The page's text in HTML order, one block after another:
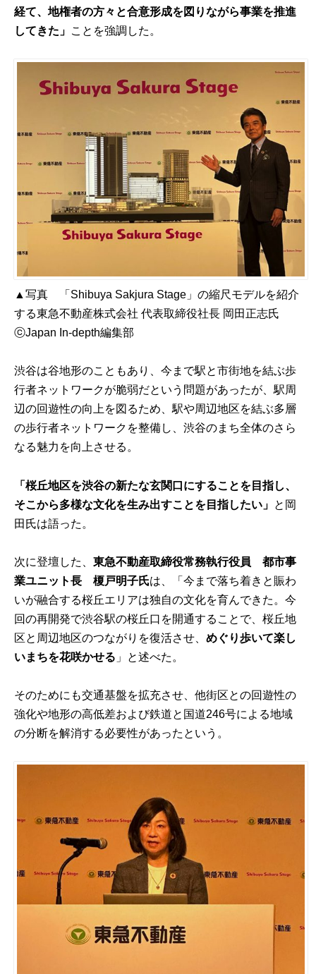
経て、地権者の方々と合意形成を図りながら事業を推進
してきた」 ことを強調した。
▲写真 「Shibuya Sakjura Stage」の縮尺モデルを紹介
する東急不動産株式会社 代表取締役社長 岡田正志氏
ⓒJapan In-depth編集部
渋谷は谷地形のこともあり、今まで駅と市街地を結ぶ歩
行者ネットワークが脆弱だという問題があったが、駅周
辺の回遊性の向上を図るため、駅や周辺地区を結ぶ多層
の歩行者ネットワークを整備し、渋谷のまち全体のさら
なる魅力を向上させる。
「桜丘地区を渋谷の新たな玄関口にすることを目指し、
そこから多様な文化を生み出すことを目指したい」 と岡
田氏は語った。
次に登壇した、東急不動産取締役常務執行役員 都市事
業ユニット長 榎戸明子氏は、「今まで落ち着きと賑わ
いが融合する桜丘エリアは独自の文化を育んできた。今
回の再開発で渋谷駅の桜丘口を開通することで、桜丘地
区と周辺地区のつながりを復活させ、めぐり歩いて楽し
いまちを花咲かせる 」と述べた。
そのためにも交通基盤を拡充させ、他街区との回遊性の
強化や地形の高低差および鉄道と国道246号による地域
の分断を解消する必要性があったという。